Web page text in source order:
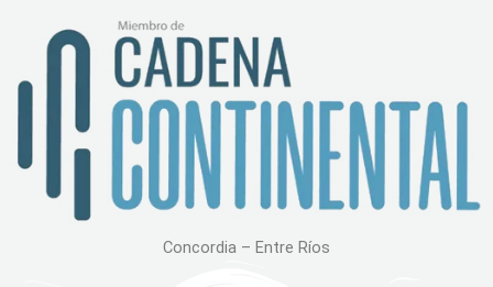
Concordia – Entre Ríos